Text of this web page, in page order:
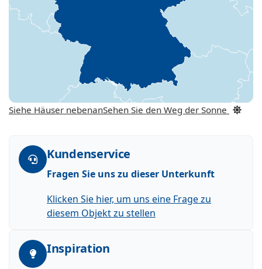
Siehe Häuser nebenanSehen Sie den Weg der Sonne
Kundenservice
Fragen Sie uns zu dieser Unterkunft
Klicken Sie hier, um uns eine Frage zu
diesem Objekt zu stellen
Inspiration